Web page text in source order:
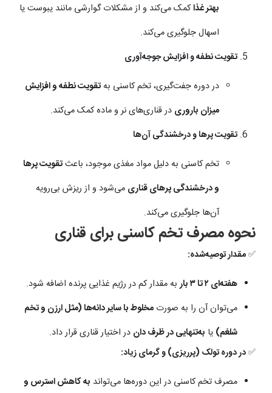
بهتر غذاکمک می‌کند و از مشکلات گوارشی مانند یبوست یا
اسهال جلوگیری می‌کند.
تقویت نطفه و افزایش جوجه‌آوری
در دوره جفت‌گیری، تخم کاسنی بهتقویت نطفه و افزایش
میزان باروری در قناری‌های نر و ماده کمک می‌کند.
تقویت پرها و درخشندگی آن‌ها
تخم کاسنی به دلیل مواد مغذی موجود، باعثتقویت پرها
و درخشندگی پرهای قناری می‌شود و از ریزش بی‌رویه
آن‌ها جلوگیری می‌کند.
نحوه مصرف تخم کاسنی برای قناری
✅مقدار توصیه‌شده:
هفته‌ای ۲ تا ۳ بار
به مقدار کم در رژیم غذایی پرنده اضافه شود.
می‌توان آن را به صورتمخلوط با سایر دانه‌ها (مثل ارزن و تخم
شلغم) یا به‌تنهایی در ظرف دان در اختیار قناری قرار داد.
✅در دوره تولک (پرریزی) و گرمای زیاد:
مصرف تخم کاسنی در این دوره‌ها می‌تواند به کاهش استرس و